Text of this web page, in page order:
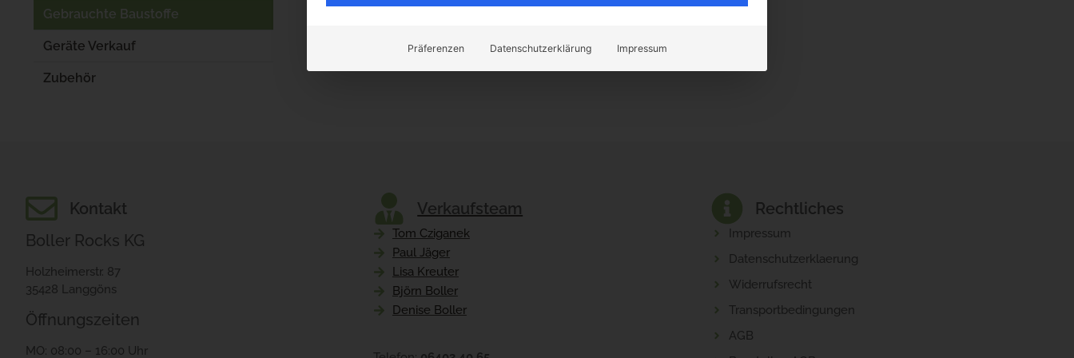
Gebrauchte Baustoffe
Geräte Verkauf
Zubehör
Kontakt
Boller Rocks KG
Holzheimerstr. 87
35428 Langgöns
Öffnungszeiten
MO: 08:00 – 16:00 Uhr
Verkaufsteam
Tom Cziganek
Paul Jäger
Lisa Kreuter
Björn Boller
Denise Boller
Rechtliches
Impressum
Datenschutzerklaerung
Widerrufsrecht
Transportbedingungen
AGB
Präferenzen Datenschutzerklärung Impressum